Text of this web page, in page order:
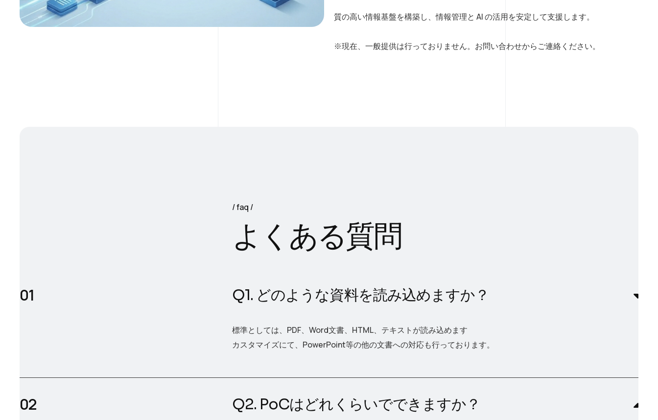
質の高い情報基盤を構築し、情報管理と AI の活用を安定して支援します。
※現在、一般提供は行っておりません。お問い合わせからご連絡ください。
faq
よ く ある質問
Q1. どのような資料を読み込めますか？
標準としては、PDF、Word文書、HTML、テキストが読み込めます
カスタマイズにて、PowerPoint等の他の文書への対応も行っております。
Q2. PoCはどれくらいでできますか？